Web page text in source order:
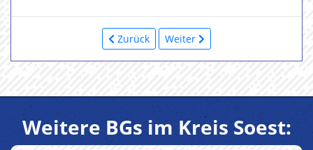
Zurück Weiter
Weitere BGs im Kreis Soest: